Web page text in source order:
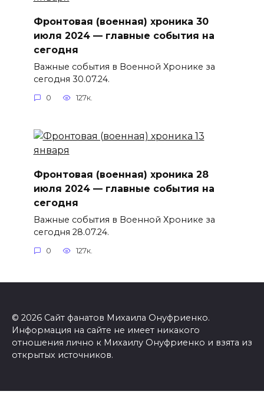
Фронтовая (военная) хроника 30
июля 2024 — главные события на
сегодня
Важные события в Военной Хронике за
сегодня 30.07.24.
0 127к.
Фронтовая (военная) хроника 28
июля 2024 — главные события на
сегодня
Важные события в Военной Хронике за
сегодня 28.07.24.
0 127к.
© 2026 Сайт фанатов Михаила Онуфриенко.
Информация на сайте не имеет никакого
отношения лично к Михаилу Онуфриенко и взята из
открытых источников.